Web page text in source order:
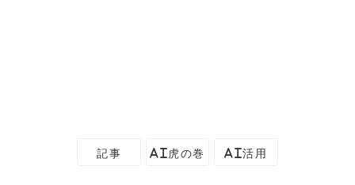
記事 AI虎の巻 AI活用